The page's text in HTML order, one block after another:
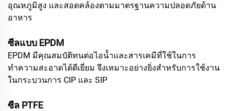
อุณหภูมิสูง และสอดคล้องตามมาตรฐานความปลอดภัยด้าน
อาหาร
ซีลแบบ EPDM
EPDM มีคุณสมบัติทนต่อไอน้ำและสารเคมีที่ใช้ในการ
ทำความสะอาดได้ดีเยี่ยม จึงเหมาะอย่างยิ่งสำหรับการใช้งาน
ในกระบวนการ CIP และ SIP
ซีล PTFE